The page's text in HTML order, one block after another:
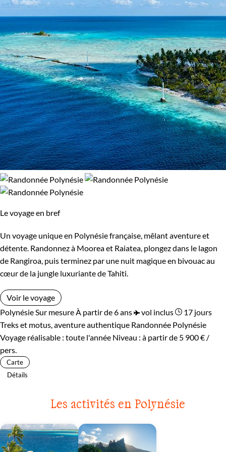
randonneur un incroyable terrain de jeu : cascades, vallées
verdoyantes, forêt tropicale, ... Une faune variée et une flore
luxuriante y ont élu domicile.
Les îles de l’archipel de la Société ne sont pas en reste côté
randonnée, et offrent une multitude d’itinéraires : sur les
sommets qui culminent jusqu’à 2000m, dans les vallées
verdoyantes, le long des côtes ponctuées de criques... Les
panoramas sont époustouflants et c’est d’en haut que vous
apprécierez le plus la vue surles atolls à fleur d’eau. Extraits :
Moorea, Bora Bora, Raiatera, Tahiti…
Laissez Terres d’Aventure vous faire découvrir autrement les
merveilles de la Polynésie !
Le voyage en bref
Un voyage unique en Polynésie française, mêlant aventure et
détente. Randonnez à Moorea et Raiatea, plongez dans le lagon
de Rangiroa, puis terminez par une nuit magique en bivouac au
cœur de la jungle luxuriante de Tahiti.
Voir le voyage
Polynésie Sur mesure À partir de 6 ans vol inclus
17 jours
Treks et motus, aventure authentique Randonnée Polynésie
Voyage réalisable : toute l'année Niveau : à partir de 5 900 € /
pers.
Carte
Détails
Les activités en Polynésie